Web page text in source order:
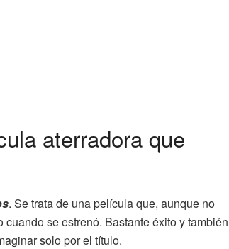
aterradora que
. Se trata de una película que, aunque no
se estrenó. Bastante éxito y también
solo por el título.